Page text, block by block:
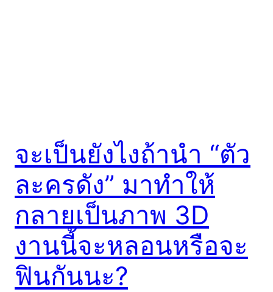
จะเป็นยังไงถ้านำ “ตัว
ละครดัง” มาทำให้
กลายเป็นภาพ 3D
งานนี้จะหลอนหรือจะ
ฟินกันนะ?